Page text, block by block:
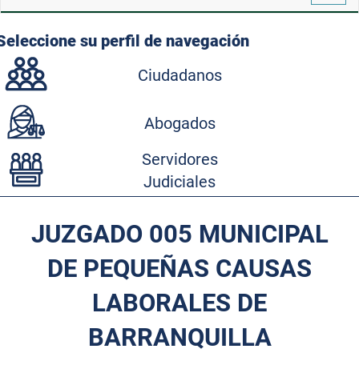
su perfil de navegación
Ciudadanos
Abogados
Servidores
Judiciales
JUZGADO 005 MUNICIPAL
DE PEQUEÑAS CAUSAS
LABORALES DE
BARRANQUILLA